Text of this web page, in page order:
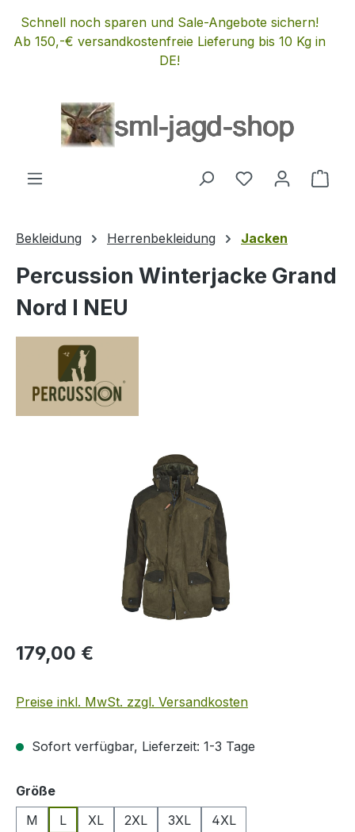
Zum Hauptinhalt springen
Schnell noch sparen und Sale-Angebote sichern!
Ab 150,-€ versandkostenfreie Lieferung bis 10 Kg in
DE!
Du hast 0
Bekleidung Herrenbekleidung Jacken
Percussion Winterjacke Grand
Nord I NEU
Bildergalerie überspringen
Regulärer Preis:
179,00 €
Preise inkl. MwSt. zzgl. Versandkosten
Sofort verfügbar, Lieferzeit: 1-3 Tage
Größeauswählen
M
L XL 2XL 3XL 4XL